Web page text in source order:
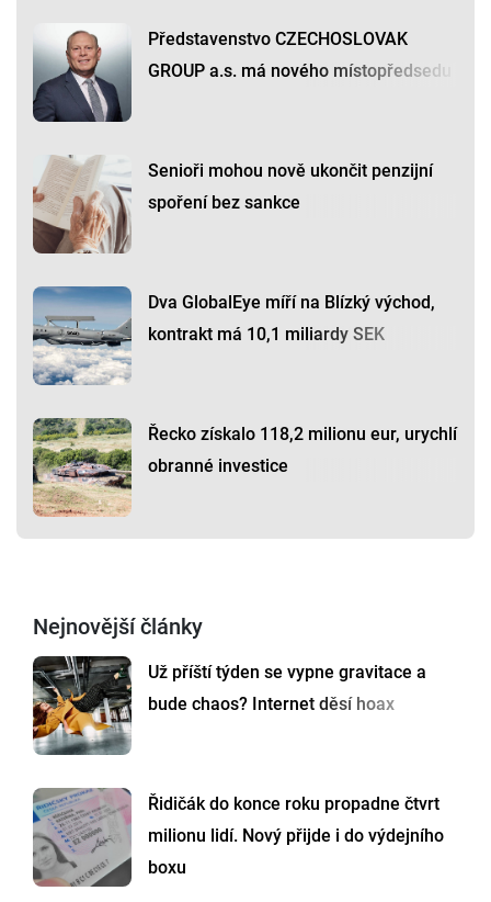
Představenstvo CZECHOSLOVAK
GROUP a.s. má nového místopředsedu
Senioři mohou nově ukončit penzijní
spoření bez sankce
Dva GlobalEye míří na Blízký východ,
kontrakt má 10,1 miliardy SEK
Řecko získalo 118,2 milionu eur, urychlí
obranné investice
Nejnovější články
Už příští týden se vypne gravitace a
bude chaos? Internet děsí hoax
Řidičák do konce roku propadne čtvrt
milionu lidí. Nový přijde i do výdejního
boxu